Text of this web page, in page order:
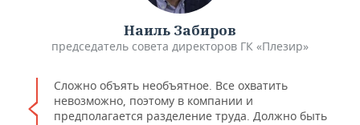
Наиль Забиров
председатель совета директоров ГК «Плезир»
Сложно объять необъятное. Все охватить
невозможно, поэтому в компании и
предполагается разделение труда. Должно быть